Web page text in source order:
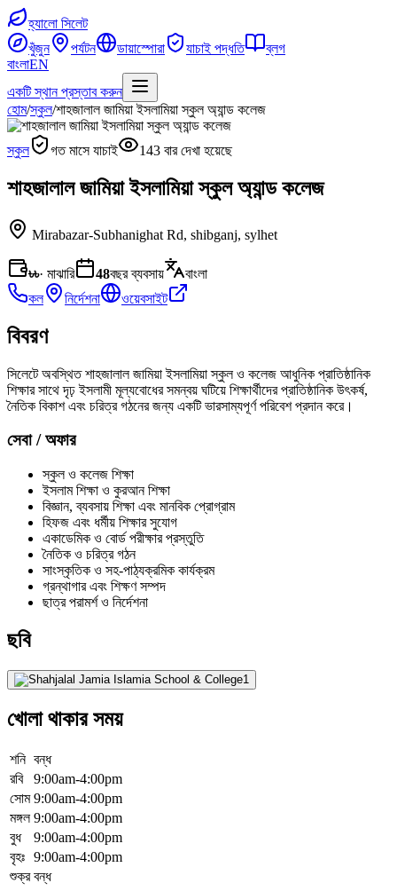
হ্যালো সিলেট
খুঁজুন
পর্যটন ডায়াস্পোরা যাচাই পদ্ধতি
ব্লগ
বাংলাEN
একটি স্থান প্রস্তাব করুন
হোম/স্কুল/শাহজালাল জামিয়া ইসলামিয়া স্কুল অ্যান্ড কলেজ
স্কুল গত মাসে যাচাই 143 বার দেখা হয়েছে
শাহজালাল জামিয়া ইসলামিয়া স্কুল অ্যান্ড কলেজ
Mirabazar-Subhanighat Rd, shibganj, sylhet
৳৳· মাঝারি 48বছর ব্যবসায়
বাংলা
কল
নির্দেশনা ওয়েবসাইট
বিবরণ
সিলেটে অবস্থিত শাহজালাল জামিয়া ইসলামিয়া স্কুল ও কলেজ আধুনিক প্রাতিষ্ঠানিক
শিক্ষার সাথে দৃঢ় ইসলামী মূল্যবোধের সমন্বয় ঘটিয়ে শিক্ষার্থীদের প্রাতিষ্ঠানিক উৎকর্ষ,
নৈতিক বিকাশ এবং চরিত্র গঠনের জন্য একটি ভারসাম্যপূর্ণ পরিবেশ প্রদান করে।
সেবা / অফার
স্কুল ও কলেজ শিক্ষা
ইসলাম শিক্ষা ও কুরআন শিক্ষা
বিজ্ঞান, ব্যবসায় শিক্ষা এবং মানবিক প্রোগ্রাম
হিফজ এবং ধর্মীয় শিক্ষার সুযোগ
একাডেমিক ও বোর্ড পরীক্ষার প্রস্তুতি
নৈতিক ও চরিত্র গঠন
সাংস্কৃতিক ও সহ-পাঠ্যক্রমিক কার্যক্রম
গ্রন্থাগার এবং শিক্ষণ সম্পদ
ছাত্র পরামর্শ ও নির্দেশনা
ছবি
খোলা থাকার সময়
শনি বন্ধ
রবি
9:00am-4:00pm
সোম 9:00am-4:00pm
মঙ্গল 9:00am-4:00pm
বুধ
9:00am-4:00pm
বৃহঃ 9:00am-4:00pm
শুক্র বন্ধ